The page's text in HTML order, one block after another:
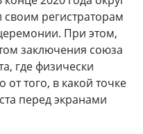
регистраторам
При этом,
заключения союза
где физически
от того, в какой точке
перед экранами